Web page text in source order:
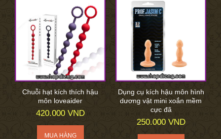
Chuỗi hạt kích thích hậu
môn loveaider
420.000 VND
Dụng cụ kích hậu môn hình
dương vật mini xoắn mềm
cực đã
250.000 VND